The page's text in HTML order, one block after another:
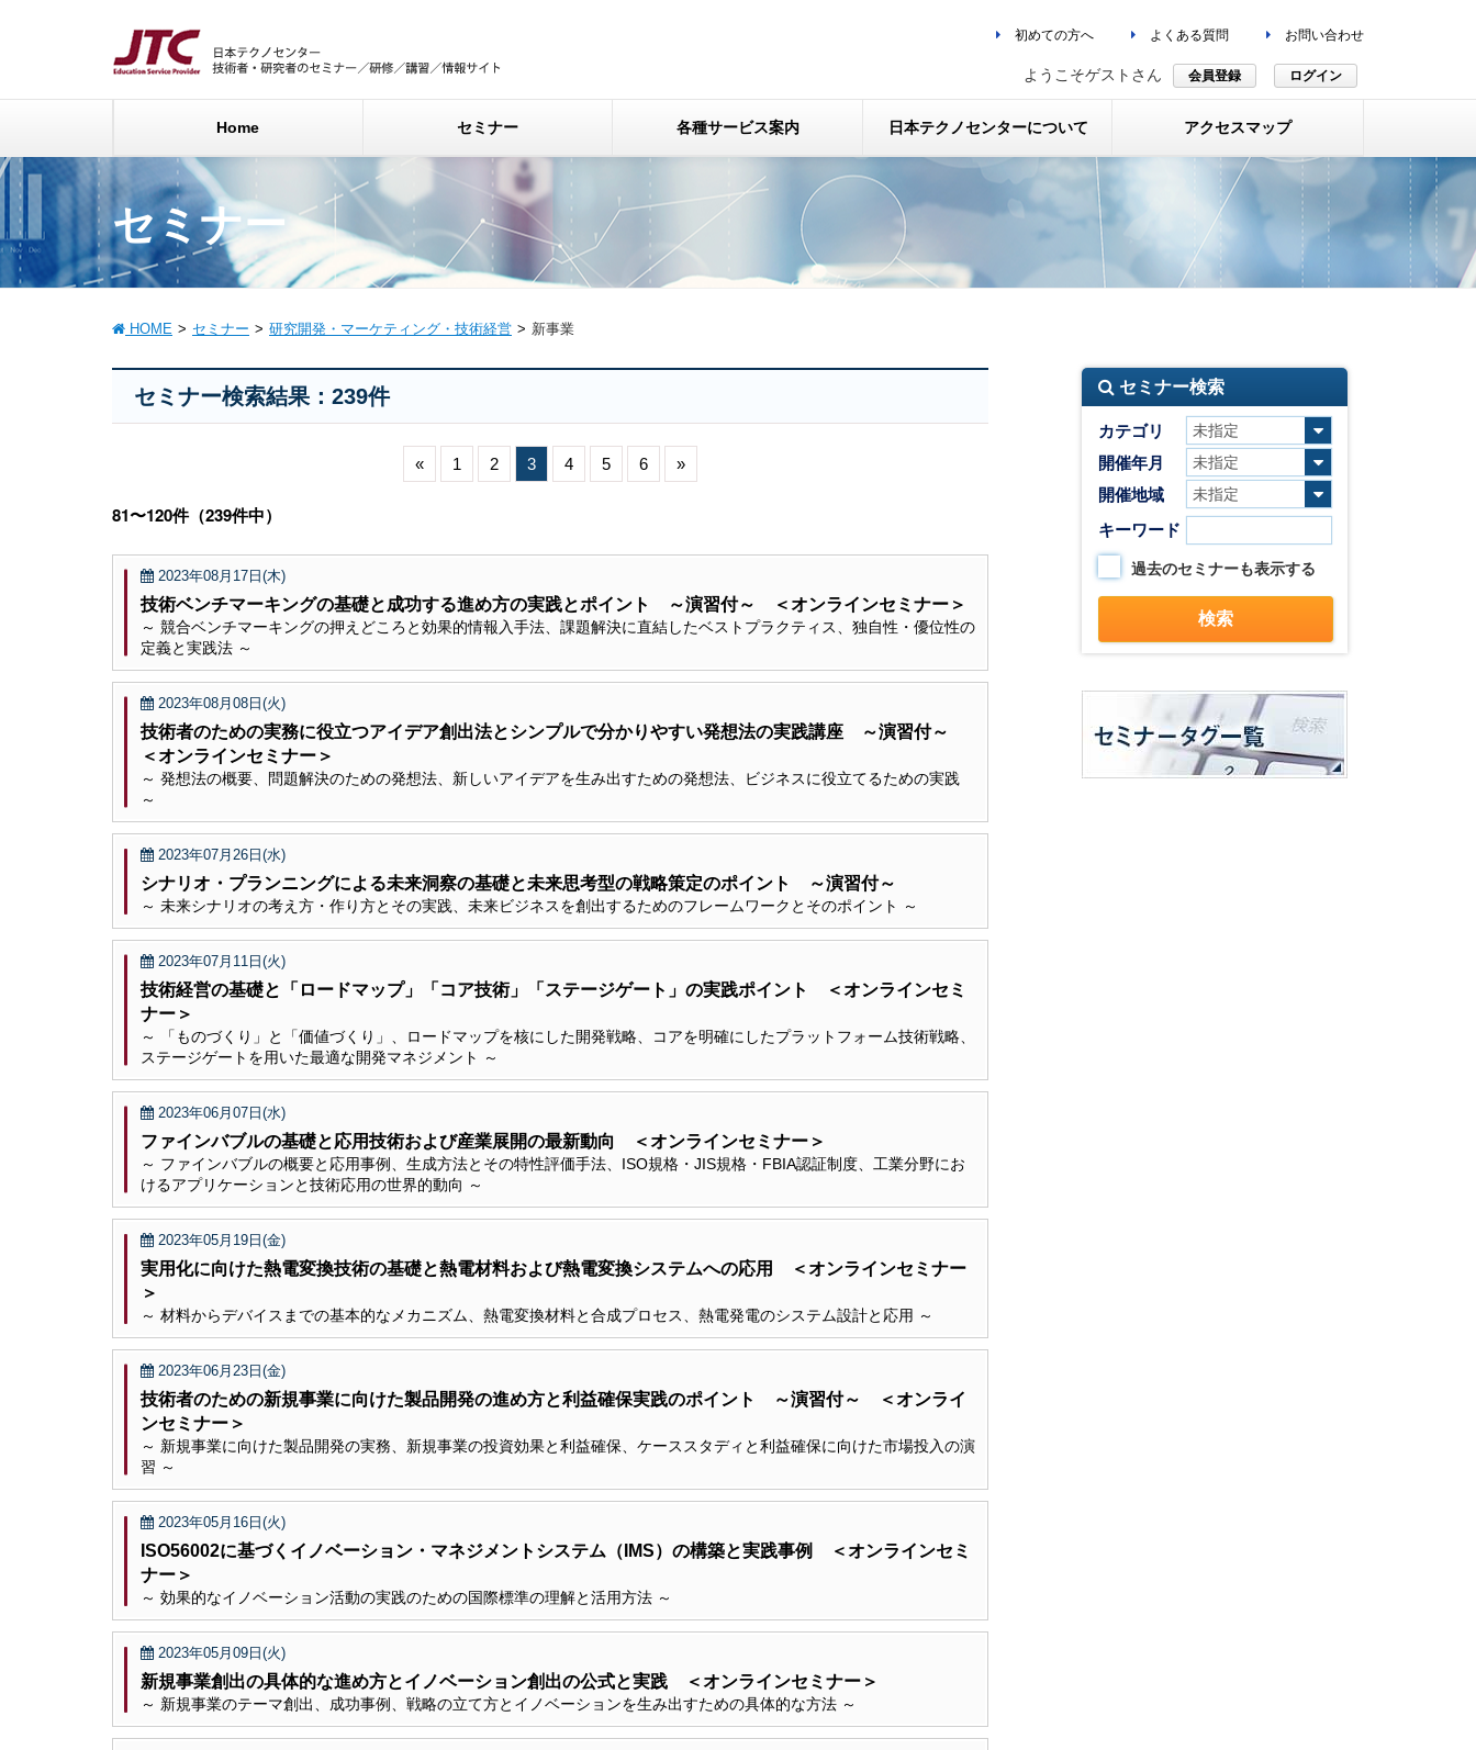
初めての方へ よくある質問 お問い合わせ
ようこそゲストさん 会員登録 ログイン
Home セミナー 各種サービス案内 日本テクノセンターについて アクセスマップ
セミナー
HOME セミナー 研究開発・マーケティング・技術経営 新事業
セミナー検索結果：239件
« 1 2 3 4 5 6 »
81〜120件（239件中）
2023年08月17日(木)
技術ベンチマーキングの基礎と成功する進め方の実践とポイント ～演習付～ ＜オンラインセミナー＞
～ 競合ベンチマーキングの押えどころと効果的情報入手法、課題解決に直結したベストプラクティス、独自性・優位性の
定義と実践法 ～
2023年08月08日(火)
技術者のための実務に役立つアイデア創出法とシンプルで分かりやすい発想法の実践講座 ～演習付～
＜オンラインセミナー＞
～ 発想法の概要、問題解決のための発想法、新しいアイデアを生み出すための発想法、ビジネスに役立てるための実践
～
2023年07月26日(水)
シナリオ・プランニングによる未来洞察の基礎と未来思考型の戦略策定のポイント ～演習付～
～ 未来シナリオの考え方・作り方とその実践、未来ビジネスを創出するためのフレームワークとそのポイント ～
2023年07月11日(火)
技術経営の基礎と「ロードマップ」「コア技術」「ステージゲート」の実践ポイント ＜オンラインセミ
ナー＞
～ 「ものづくり」と「価値づくり」、ロードマップを核にした開発戦略、コアを明確にしたプラットフォーム技術戦略、
ステージゲートを用いた最適な開発マネジメント ～
2023年06月07日(水)
ファインバブルの基礎と応用技術および産業展開の最新動向 ＜オンラインセミナー＞
～ ファインバブルの概要と応用事例、生成方法とその特性評価手法、ISO規格・JIS規格・FBIA認証制度、工業分野にお
けるアプリケーションと技術応用の世界的動向 ～
2023年05月19日(金)
実用化に向けた熱電変換技術の基礎と熱電材料および熱電変換システムへの応用 ＜オンラインセミナー
＞
～ 材料からデバイスまでの基本的なメカニズム、熱電変換材料と合成プロセス、熱電発電のシステム設計と応用 ～
2023年06月23日(金)
技術者のための新規事業に向けた製品開発の進め方と利益確保実践のポイント ～演習付～ ＜オンライ
ンセミナー＞
～ 新規事業に向けた製品開発の実務、新規事業の投資効果と利益確保、ケーススタディと利益確保に向けた市場投入の演
習 ～
2023年05月16日(火)
ISO56002に基づくイノベーション・マネジメントシステム（IMS）の構築と実践事例 ＜オンラインセミ
ナー＞
～ 効果的なイノベーション活動の実践のための国際標準の理解と活用方法 ～
2023年05月09日(火)
新規事業創出の具体的な進め方とイノベーション創出の公式と実践 ＜オンラインセミナー＞
～ 新規事業のテーマ創出、成功事例、戦略の立て方とイノベーションを生み出すための具体的な方法 ～
セミナー検索
カテゴリ
開催年月
開催地域
キーワード
過去のセミナーも表示する